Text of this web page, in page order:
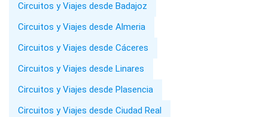
Circuitos y Viajes desde Badajoz
Circuitos y Viajes desde Almeria
Circuitos y Viajes desde Cáceres
Circuitos y Viajes desde Linares
Circuitos y Viajes desde Plasencia
Circuitos y Viajes desde Ciudad Real